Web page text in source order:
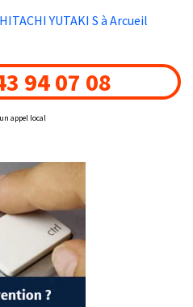
YUTAKI S à Arcueil
94 07 08
appel local